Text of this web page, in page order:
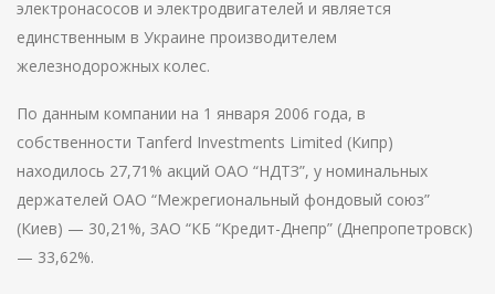
электронасосов и электродвигателей и является
единственным в Украине производителем
железнодорожных колес.
По данным компании на 1 января 2006 года, в
собственности Tanferd Investments Limited (Кипр)
находилось 27,71% акций ОАО “НДТЗ”, у номинальных
держателей ОАО “Межрегиональный фондовый союз”
(Киев) — 30,21%, ЗАО “КБ “Кредит-Днепр” (Днепропетровск)
— 33,62%.